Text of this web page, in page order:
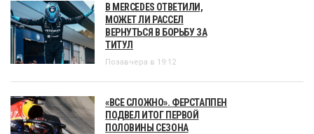
В MERCEDES ОТВЕТИЛИ,
МОЖЕТ ЛИ РАССЕЛ
ВЕРНУТЬСЯ В БОРЬБУ ЗА
ТИТУЛ
Позавчера в 19:12
«ВСЕ СЛОЖНО». ФЕРСТАППЕН
ПОДВЕЛ ИТОГ ПЕРВОЙ
ПОЛОВИНЫ СЕЗОНА